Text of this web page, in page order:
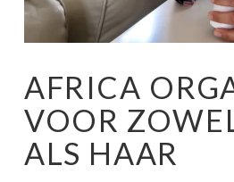
AFRICA
VOOR
ALS HAAR